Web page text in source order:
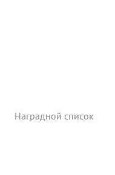
Наградной список